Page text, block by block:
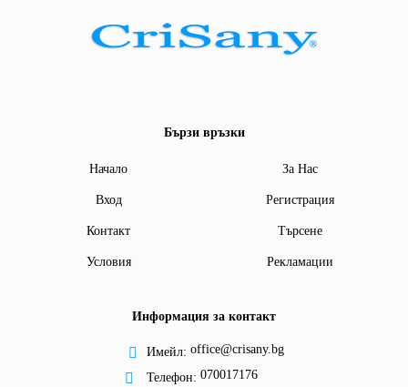
Бързи връзки
Начало За Нас
Вход Регистрация
Контакт Търсене
Условия Рекламации
Информация за контакт
Имейл: office@crisany.bg
Телефон: 070017176